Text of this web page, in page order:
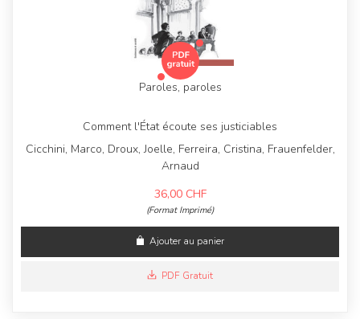
Paroles, paroles
Comment l'État écoute ses justiciables
Cicchini, Marco, Droux, Joelle, Ferreira, Cristina, Frauenfelder,
Arnaud
36,00 CHF
(Format Imprimé)
Ajouter au panier
PDF Gratuit